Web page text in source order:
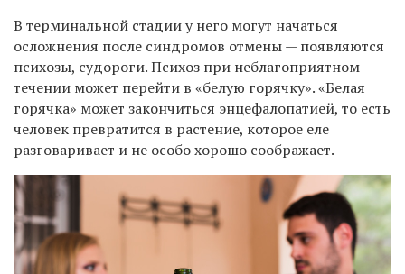
В терминальной стадии у него могут начаться
осложнения после синдромов отмены — появляются
психозы, судороги. Психоз при неблагоприятном
течении может перейти в «белую горячку». «Белая
горячка» может закончиться энцефалопатией, то есть
человек превратится в растение, которое еле
разговаривает и не особо хорошо соображает.